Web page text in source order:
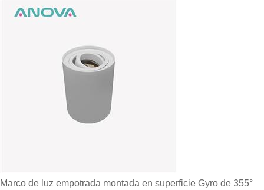
Marco de luz empotrada montada en superficie Gyro de 355°